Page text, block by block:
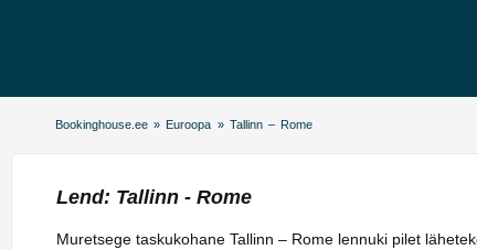
Bookinghouse.ee » Euroopa » Tallinn – Rome
Lend: Tallinn - Rome
Muretsege taskukohane Tallinn – Rome lennuki pilet